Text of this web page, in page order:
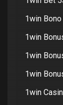
1win
1win
1win
1win
1win